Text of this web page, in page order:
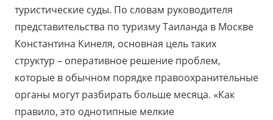
туристические суды. По словам руководителя
представительства по туризму Таиланда в Москве
Константина Кинеля, основная цель таких
структур – оперативное решение проблем,
которые в обычном порядке правоохранительные
органы могут разбирать больше месяца. «Как
правило, это однотипные мелкие